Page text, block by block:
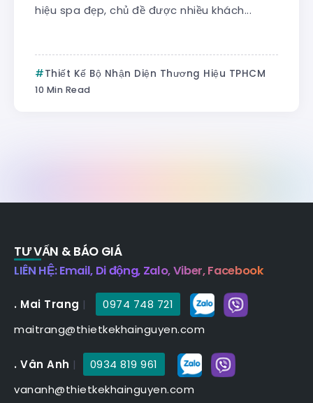
hiệu spa đẹp, chủ đề được nhiều khách...
Thiết Kế Bộ Nhận Diện Thương Hiệu TPHCM
10 Min Read
TƯ VẤN & BÁO GIÁ
LIÊN HỆ: Email, Di động, Zalo, Viber, Facebook
. Mai Trang |
0974 748 721
maitrang@thietkekhainguyen.com
. Vân Anh |
0934 819 961
vananh@thietkekhainguyen.com